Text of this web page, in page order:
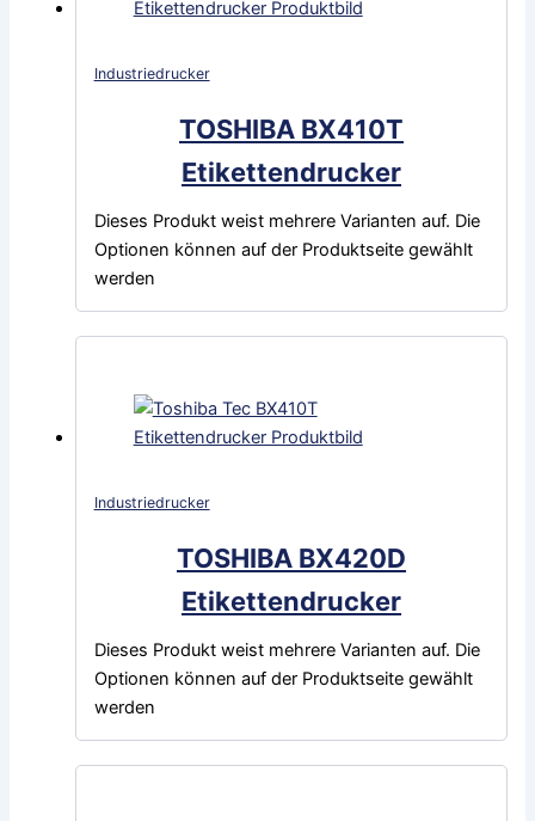
Industriedrucker
TOSHIBA BX410T
Etikettendrucker
Dieses Produkt weist mehrere Varianten auf. Die
Optionen können auf der Produktseite gewählt
werden
Industriedrucker
TOSHIBA BX420D
Etikettendrucker
Dieses Produkt weist mehrere Varianten auf. Die
Optionen können auf der Produktseite gewählt
werden